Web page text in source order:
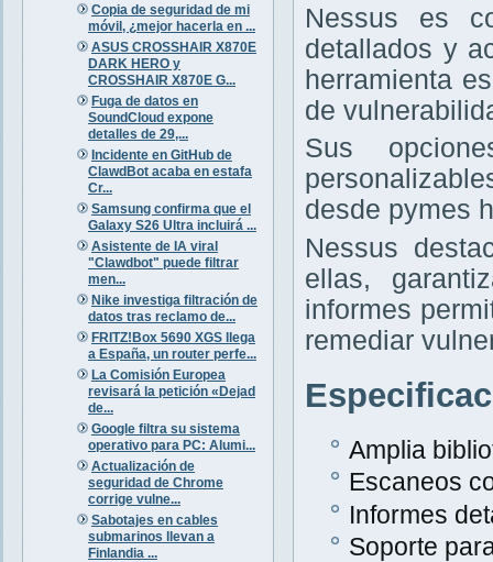
Copia de seguridad de mi
móvil, ¿mejor hacerla en ...
ASUS CROSSHAIR X870E
DARK HERO y
CROSSHAIR X870E G...
Fuga de datos en
SoundCloud expone
detalles de 29,...
Incidente en GitHub de
ClawdBot acaba en estafa
Cr...
Samsung confirma que el
Galaxy S26 Ultra incluirá ...
Asistente de IA viral
"Clawdbot" puede filtrar
men...
Nike investiga filtración de
datos tras reclamo de...
FRITZ!Box 5690 XGS llega
a España, un router perfe...
La Comisión Europea
revisará la petición «Dejad
de...
Google filtra su sistema
operativo para PC: Alumi...
Actualización de
seguridad de Chrome
corrige vulne...
Sabotajes en cables
submarinos llevan a
Finlandia ...
Nessus es
detallados y
herramienta
de
Sus
desde pymes
Nessus
ellas,
informes
remediar
Amplia
Escaneos
Informes
Soporte